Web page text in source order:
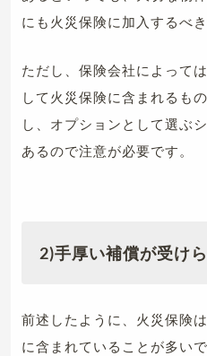
にも火災保険に加入するべき
ただし、保険会社によって
して火災保険に含まれるも
し、オプションとして選ぶ
あるので注意が必要です。
2)手厚い補償が受け
前述したように、火災保険
に含まれていることが多いで